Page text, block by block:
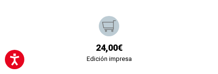
24,00€
Edición impresa